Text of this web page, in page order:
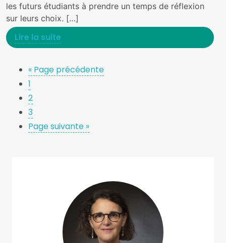
les futurs étudiants à prendre un temps de réflexion
sur leurs choix. […]
Lire la suite
« Page précédente
1
2
3
Page suivante »